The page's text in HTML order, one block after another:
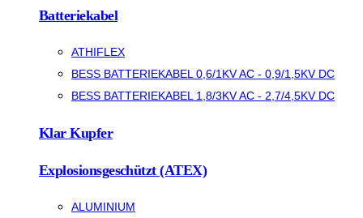
Batteriekabel
ATHIFLEX
BESS BATTERIEKABEL 0,6/1KV AC - 0,9/1,5KV DC
BESS BATTERIEKABEL 1,8/3KV AC - 2,7/4,5KV DC
Klar Kupfer
Explosionsgeschützt (ATEX)
ALUMINIUM